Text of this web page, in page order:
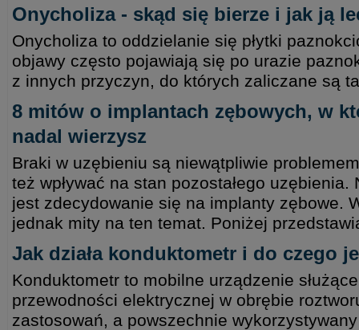
Onycholiza - skąd się bierze i jak ją
Onycholiza to oddzielanie się płytki
objawy często pojawiają się po urazie
z innych przyczyn, do których zaliczane są
8 mitów o implantach zębowych, w
nadal wierzysz
Braki w uzębieniu są niewątpliwie
też wpływać na stan pozostałego
jest zdecydowanie się na implanty zębowe.
jednak mity na ten temat. Poniżej
Jak działa konduktometr i do czego
Konduktometr to mobilne urządzenie
przewodności elektrycznej w obrębie
zastosowań, a powszechnie